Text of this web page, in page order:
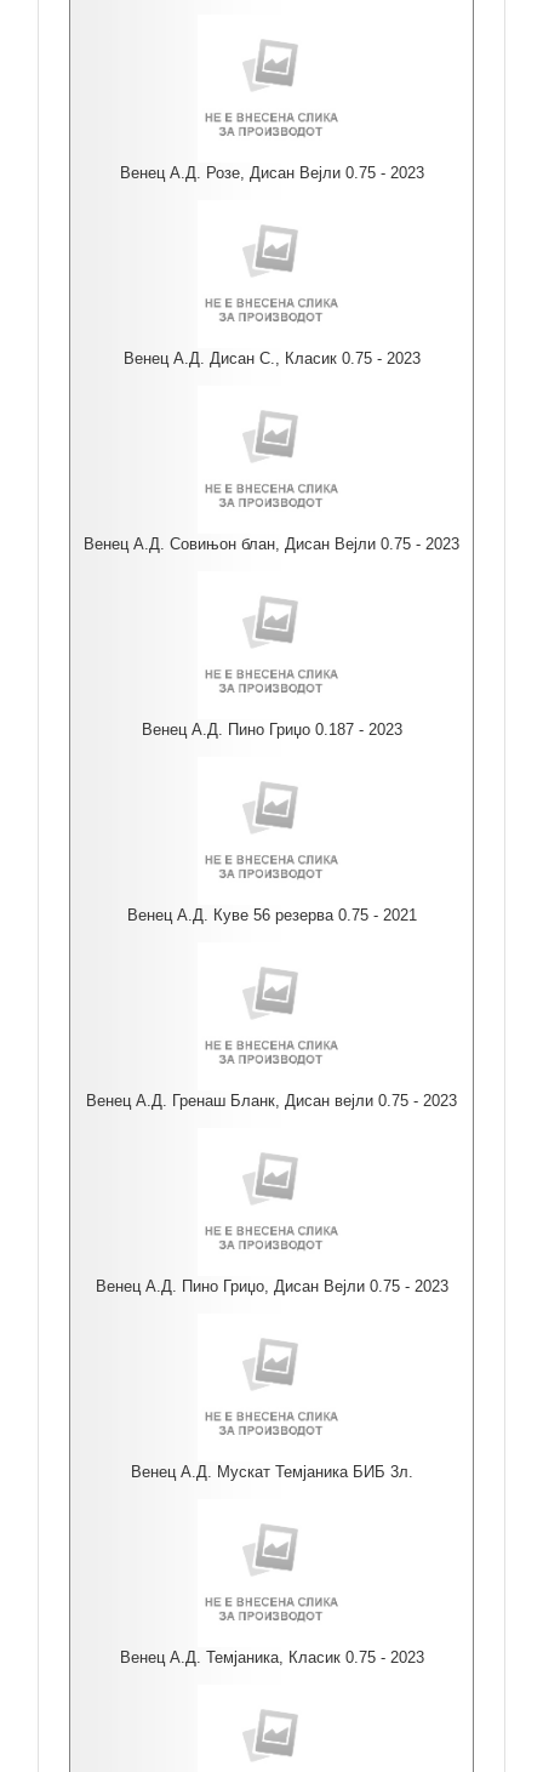
Венец А.Д. Розе, Дисан Вејли 0.75 - 2023
Венец А.Д. Дисан С., Класик 0.75 - 2023
Венец А.Д. Совињон блан, Дисан Вејли 0.75 - 2023
Венец А.Д. Пино Гриџо 0.187 - 2023
Венец А.Д. Куве 56 резерва 0.75 - 2021
Венец А.Д. Гренаш Бланк, Дисан вејли 0.75 - 2023
Венец А.Д. Пино Гриџо, Дисан Вејли 0.75 - 2023
Венец А.Д. Мускат Темјаника БИБ 3л.
Венец А.Д. Темјаника, Класик 0.75 - 2023